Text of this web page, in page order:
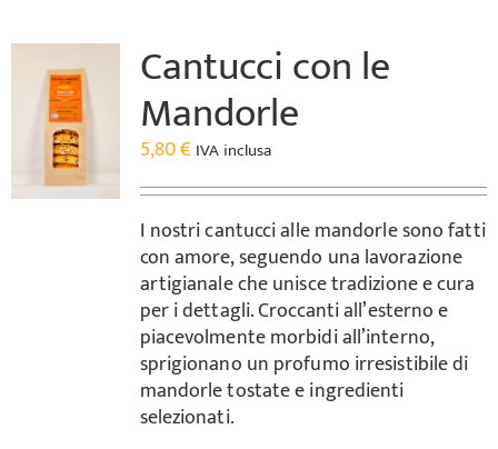
Cantucci con le
Mandorle
5,80€ IVA inclusa
I nostri cantucci alle mandorle sono fatti
con amore, seguendo una lavorazione
artigianale che unisce tradizione e cura
per i dettagli. Croccanti all’esterno e
piacevolmente morbidi all’interno,
sprigionano un profumo irresistibile di
mandorle tostate e ingredienti
selezionati.